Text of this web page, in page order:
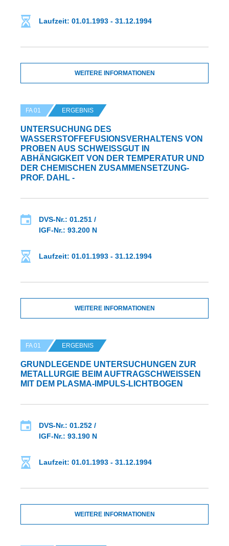
Laufzeit: 01.01.1993 - 31.12.1994
WEITERE INFORMATIONEN
FA 01 ERGEBNIS
UNTERSUCHUNG DES
WASSERSTOFFEFUSIONSVERHALTENS VON
PROBEN AUS SCHWEISSGUT IN A
BHÄNGIGKEIT VON DER TEMPERATUR UND D
ER CHEMISCHEN ZUSAMMENSETZUNG- P
ROF. DAHL -
DVS-Nr.: 01.251 /
IGF-Nr.: 93.200 N
Laufzeit: 01.01.1993 - 31.12.1994
WEITERE INFORMATIONEN
FA 01 ERGEBNIS
GRUNDLEGENDE UNTERSUCHUNGEN ZUR
METALLURGIE BEIM AUFTRAGSCHWEISSEN M
IT DEM PLASMA-IMPULS-LICHTBOGEN
DVS-Nr.: 01.252 /
IGF-Nr.: 93.190 N
Laufzeit: 01.01.1993 - 31.12.1994
WEITERE INFORMATIONEN